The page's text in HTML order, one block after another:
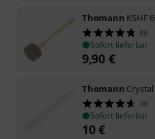
Thomann KSHF
86
Sofort lieferbar
9,90 €
Thomann
30
Sofort lieferbar
10€